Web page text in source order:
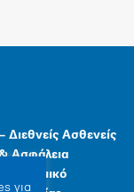
Διεθνείς Ασθενείς
Ασφάλεια
Δυναμικό
για